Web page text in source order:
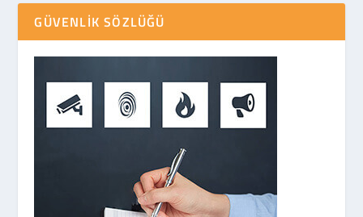
GÜVENLIK SÖZLÜĞÜ